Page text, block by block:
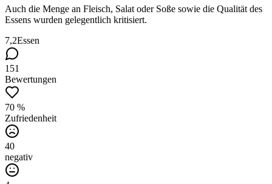
Auch die Menge an Fleisch, Salat oder Soße sowie die Qualität des
Essens wurden gelegentlich kritisiert.
7,2Essen
151
Bewertungen
70 %
Zufriedenheit
40
negativ